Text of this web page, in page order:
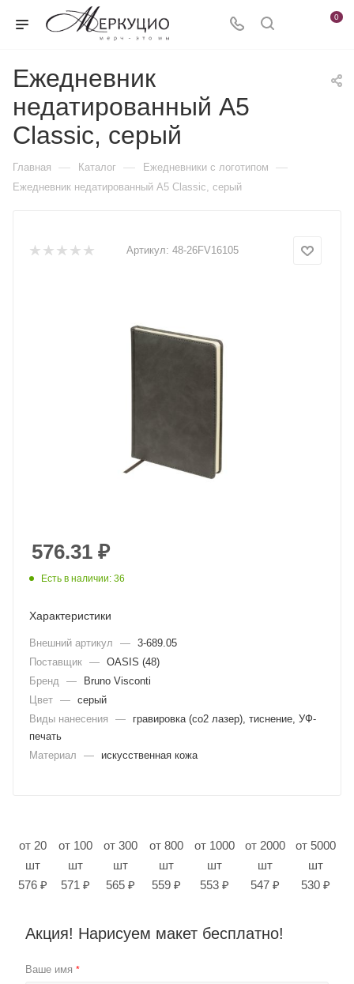
0
Ежедневник
недатированный А5
Classic, серый
Главная — Каталог — Ежедневники c логотипом —
Ежедневник недатированный А5 Classic, серый
Артикул: 48-26FV16105
576.31 ₽
Есть в наличии: 36
Характеристики
Внешний артикул — 3-689.05
Поставщик — OASIS (48)
Бренд
—
Bruno Visconti
Цвет — серый
Виды нанесения
—
гравировка (co2 лазер), тиснение, УФ-
печать
Материал
— искусственная кожа
от 20
шт
576 ₽
от 100
шт
571 ₽
от 300
шт
565 ₽
от 800
шт
559 ₽
от 1000
шт
553 ₽
от 2000
шт
547 ₽
от 5000
шт
530 ₽
Акция! Нарисуем макет бесплатно!
Ваше имя *